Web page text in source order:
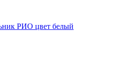
РИО цвет белый